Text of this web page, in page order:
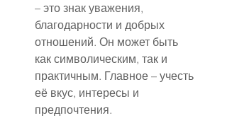
– это знак уважения,
благодарности и добрых
отношений. Он может быть
как символическим, так и
практичным. Главное – учесть
её вкус, интересы и
предпочтения.